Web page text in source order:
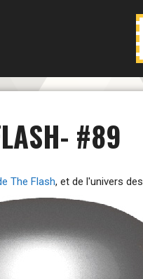
#89
The Flash, et de l'univers des